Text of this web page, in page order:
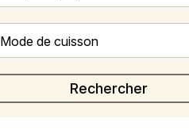
Mode de cuisson